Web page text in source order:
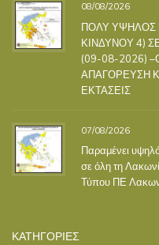
08/08/2026
ΠΟΛΥ ΥΨΗΛΟΣ
ΚΙΝΔΥΝΟΥ 4)
(09-08-2026)
ΑΠΑΓΟΡΕΥΣΗ
ΕΚΤΑΣΕΙΣ
07/08/2026
Παραμένει
σε όλη τη
Τύπου ΠΕ
ΚΑΤΗΓΟΡΙΕΣ